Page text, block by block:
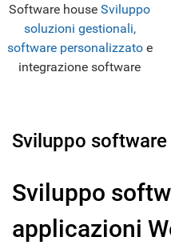
Software houseSviluppo
soluzioni gestionali,
software personalizzatoe
integrazione software
Sviluppo
Sviluppo
applicazioni